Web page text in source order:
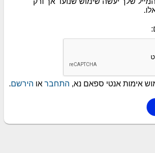
אימות אנטי ספאם נא, התחבר או הירשם.